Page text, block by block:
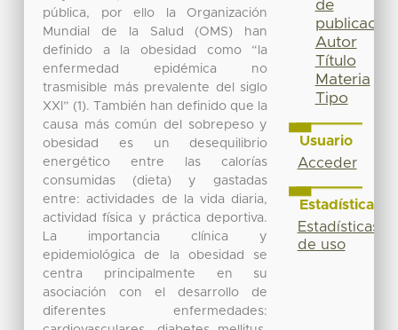
pública, por ello la Organización
Mundial de la Salud (OMS) han
definido a la obesidad como “la
enfermedad epidémica no
trasmisible más prevalente del siglo
XXI” (1). También han definido que la
causa más común del sobrepeso y
obesidad es un desequilibrio
energético entre las calorías
consumidas (dieta) y gastadas
entre: actividades de la vida diaria,
actividad física y práctica deportiva.
La importancia clínica y
epidemiológica de la obesidad se
centra principalmente en su
asociación con el desarrollo de
diferentes enfermedades:
de
publicación
Autor
Título
Materia
Tipo
Usuario
Acceder
Estadísticas
Estadísticas
de uso